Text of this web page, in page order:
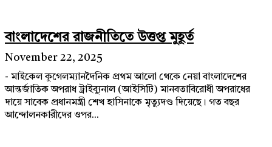
বাংলাদেশের রাজনীতিতে উত্তপ্ত মুহূর্ত
November 22, 2025
- মাইকেল কুগেলম্যানদৈনিক প্রথম আলো থেকে নেয়া বাংলাদেশের
আন্তর্জাতিক অপরাধ ট্রাইব্যুনাল (আইসিটি) মানবতাবিরোধী অপরাধের
দায়ে সাবেক প্রধানমন্ত্রী শেখ হাসিনাকে মৃত্যুদণ্ড দিয়েছে। গত বছর
আন্দোলনকারীদের ওপর...